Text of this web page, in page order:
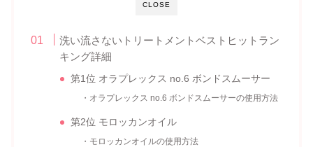
CLOSE
洗い流さないトリートメントベストヒットラン
キング詳細
第1位 オラプレックス no.6 ボンドスムーサー
・オラプレックス no.6 ボンドスムーサーの使用方法
第2位 モロッカンオイル
・モロッカンオイルの使用方法